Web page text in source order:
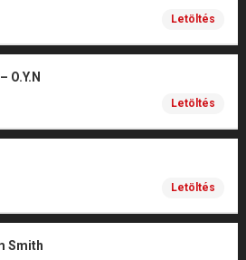
Letöltés
O.Y.N
Letöltés
Letöltés
Smith